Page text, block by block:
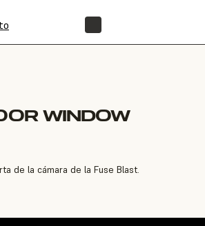
WINDOW
de la cámara de la Fuse Blast.